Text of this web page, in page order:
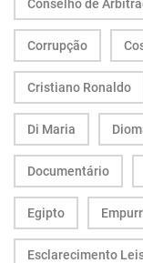
Conselho de
Corrupção
Cristiano Ronaldo
Di Maria
Documentário
Egipto
Esclarecimento